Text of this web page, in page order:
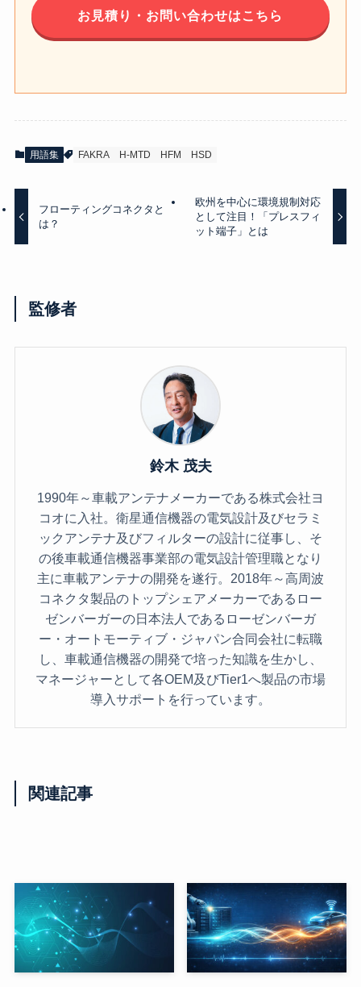
お見積り・お問い合わせはこちら
用語集 FAKRA H-MTD HFM HSD
フローティングコネクタと
は？
欧州を中心に環境規制対応
として注目！「プレスフィ
ット端子」とは
監修者
鈴木 茂夫
1990年～車載アンテナメーカーである株式会社ヨ
コオに入社。衛星通信機器の電気設計及びセラミ
ックアンテナ及びフィルターの設計に従事し、そ
の後車載通信機器事業部の電気設計管理職となり
主に車載アンテナの開発を遂行。2018年～高周波
コネクタ製品のトップシェアメーカーであるロー
ゼンバーガーの日本法人であるローゼンバーガ
ー・オートモーティブ・ジャパン合同会社に転職
し、車載通信機器の開発で培った知識を生かし、
マネージャーとして各OEM及びTier1へ製品の市場
導入サポートを行っています。
関連記事